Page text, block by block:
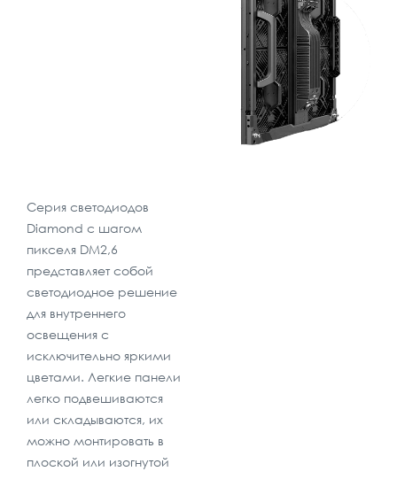
Серия светодиодов
Diamond с шагом
пикселя DM2,6
представляет собой
светодиодное решение
для внутреннего
освещения с
исключительно яркими
цветами. Легкие панели
легко подвешиваются
или складываются, их
можно монтировать в
плоской или изогнутой